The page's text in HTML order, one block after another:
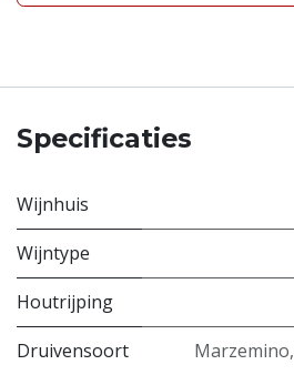
Specificaties
Wijnhuis
Wijntype
Houtrijping
Druivensoort
Marzemino,